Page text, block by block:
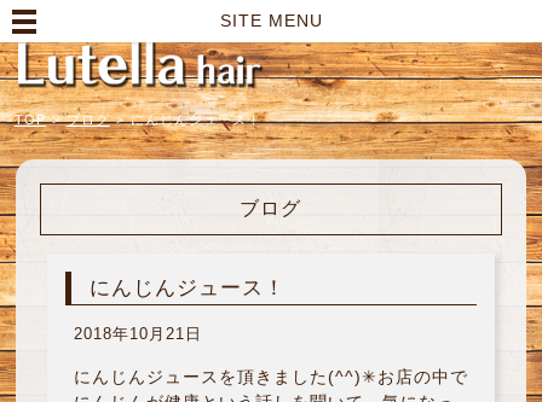
SITE MENU
TOP > ブログ > にんじんジュース！
ブログ
にんじんジュース！
2018年10月21日
にんじんジュースを頂きました(^^)✳︎お店の中で